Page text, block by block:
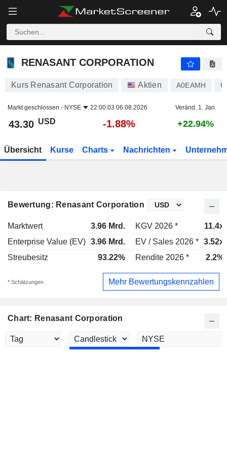
RENASANT CORPORATION
RENASANT CORPORATION
Kurs Renasant Corporation Aktien A0EAMH
Markt geschlossen - NYSE 22:00:03 06.08.2026 Veränd. 1. Jan.
43.30 USD -1.88% +22.94%
Übersicht Kurse Charts Nachrichten
Bewertung: Renasant Corporation
Marktwert 3.96 Mrd. KGV 2026 *
11.4x
Enterprise Value (EV) 3.96 Mrd. EV / Sales 2026 * 3.52x
Streubesitz
93.22% Rendite 2026 * 2.2%
* Schätzungen Mehr Bewertungskennzahlen
Chart: Renasant Corporation